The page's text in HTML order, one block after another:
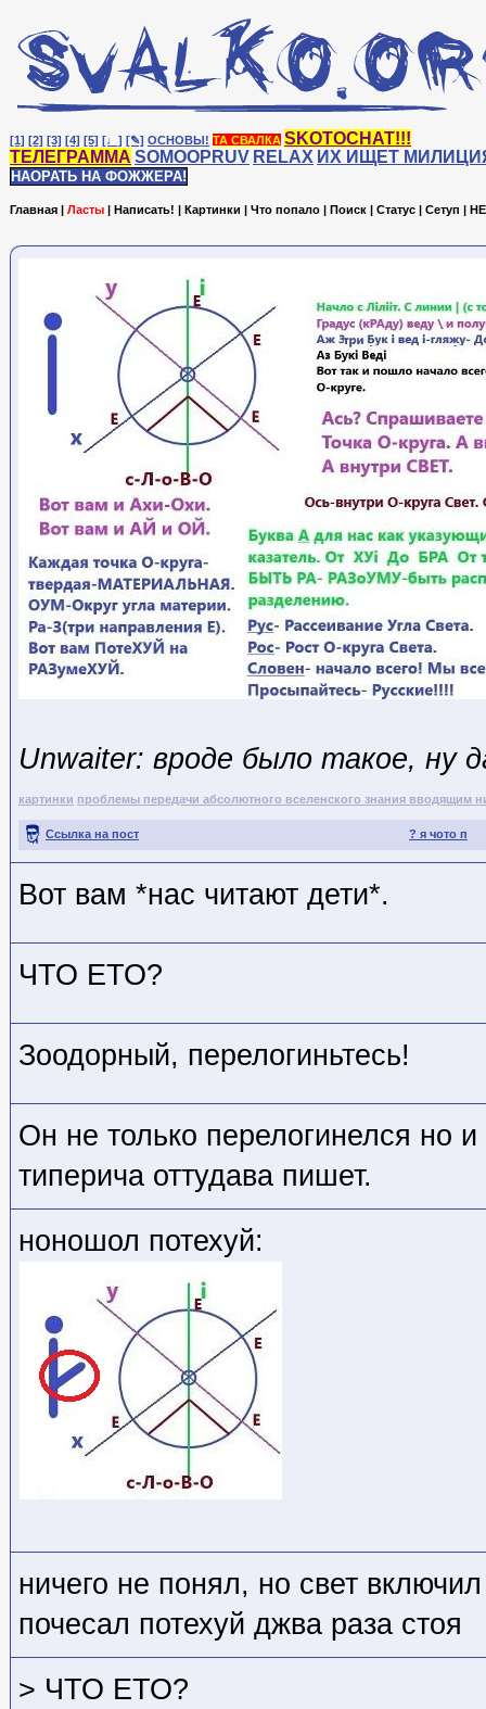
[1] [2] [3] [4] [5] [♩] [✎] ОСНОВЫ! ТА СВАЛКА SKOTOCHAT!!!
ТЕЛЕГРАММА SOMOOPRUV RELAX ИХ ИЩЕТ
НАОРАТЬ НА ФОЖЖЕРА!
Главная | Ласты | Написать! | Картинки | Что попало | Поиск | Статус | Сетуп |
Unwaiter: вроде было такое, ну
картинки проблемы передачи абсолютного вселенского знания вводящим
? я чото п
Ссылка на пост
Вот вам *нас читают дети*.
ЧТО ЕТО?
Зоодорный, перелогиньтесь!
Он не только перелогинелся но
типерича оттудава пишет.
ноношол потехуй:
ничего не понял, но свет
почесал потехуй джва раза стоя
> ЧТО ЕТО?